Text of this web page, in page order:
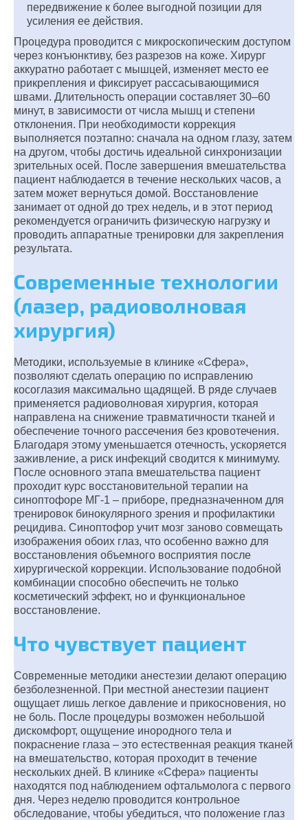
передвижение к более выгодной позиции для
усиления ее действия.
Процедура проводится с микроскопическим доступом
через конъюнктиву, без разрезов на коже. Хирург
аккуратно работает с мышцей, изменяет место ее
прикрепления и фиксирует рассасывающимися
швами. Длительность операции составляет 30–60
минут, в зависимости от числа мышц и степени
отклонения. При необходимости коррекция
выполняется поэтапно: сначала на одном глазу, затем
на другом, чтобы достичь идеальной синхронизации
зрительных осей. После завершения вмешательства
пациент наблюдается в течение нескольких часов, а
затем может вернуться домой. Восстановление
занимает от одной до трех недель, и в этот период
рекомендуется ограничить физическую нагрузку и
проводить аппаратные тренировки для закрепления
результата.
Современные технологии
(лазер, радиоволновая
хирургия)
Методики, используемые в клинике «Сфера»,
позволяют сделать операцию по исправлению
косоглазия максимально щадящей. В ряде случаев
применяется радиоволновая хирургия, которая
направлена на снижение травматичности тканей и
обеспечение точного рассечения без кровотечения.
Благодаря этому уменьшается отечность, ускоряется
заживление, а риск инфекций сводится к минимуму.
После основного этапа вмешательства пациент
проходит курс восстановительной терапии на
синоптофоре МГ-1 – приборе, предназначенном для
тренировок бинокулярного зрения и профилактики
рецидива. Синоптофор учит мозг заново совмещать
изображения обоих глаз, что особенно важно для
восстановления объемного восприятия после
хирургической коррекции. Использование подобной
комбинации способно обеспечить не только
косметический эффект, но и функциональное
восстановление.
Что чувствует пациент
Современные методики анестезии делают операцию
безболезненной. При местной анестезии пациент
ощущает лишь легкое давление и прикосновения, но
не боль. После процедуры возможен небольшой
дискомфорт, ощущение инородного тела и
покраснение глаза – это естественная реакция тканей
на вмешательство, которая проходит в течение
нескольких дней. В клинике «Сфера» пациенты
находятся под наблюдением офтальмолога с первого
дня. Через неделю проводится контрольное
обследование, чтобы убедиться, что положение глаз